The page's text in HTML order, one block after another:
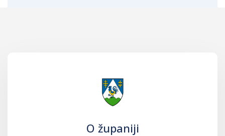
O županiji